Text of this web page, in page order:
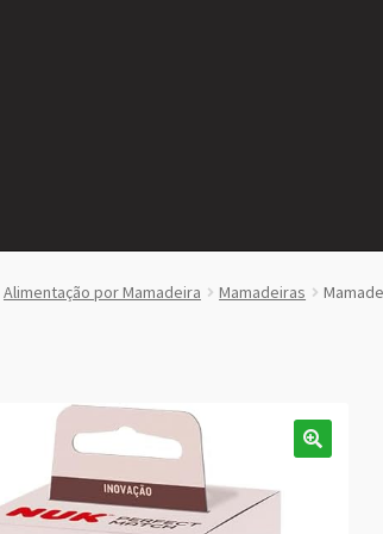
Alimentação por Mamadeira Mamadeiras